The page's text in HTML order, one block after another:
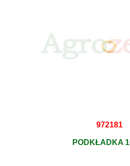
972181
PODKŁADKA